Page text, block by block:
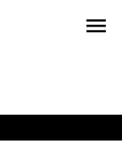
menu